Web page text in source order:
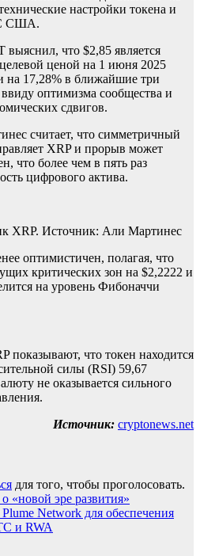
настройки токена и
США.
выяснил, что $2,85 является
ценой на 1 июня 2025
на 17,28% в ближайшие три
оптимизма сообщества и
сдвигов.
считает, что симметричный
XRP и прорыв может
что более чем в пять раз
цифрового актива.
XRP. Источник: Али Мартинес
оптимистичен, полагая, что
критических зон на $2,2222 и
на уровень Фибоначчи
показывают, что токен находится
силы (RSI) 59,67
не оказывается сильного
Источник: cryptonews.net
для того, чтобы проголосовать.
«новой эре развития»
Network для обеспечения
и RWA